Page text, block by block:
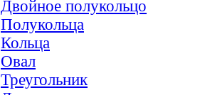
Двойное полукольцо
Полукольца
Кольца
Овал
Треугольник